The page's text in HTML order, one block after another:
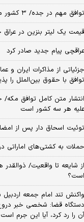
توافق مهم در جده/ ۳ کشور منطقه توافقنامه نظامی امضا می‌کنند
قیمت یک لیتر بنزین در عراق
عراقچی پیام جدید صادر کرد
جزئیاتی از مذاکرات ایران و
توافق با حقوق بین‌الملل را
انتشار متن کامل توافق مکه/
علیه هر سه کشور است
توئیت اسحاق دار پس از
حملات به کشتی‌های اماراتی
از شایعه تا واقعیت/
است؟
واکنش تند امام جمعه
دستگاه قضا: شخصی خبر
آن را رد کرد، آیا این جرم